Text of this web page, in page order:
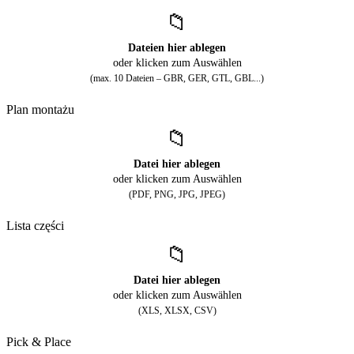
📁
Dateien hier ablegen
oder klicken zum Auswählen
(max. 10 Dateien – GBR, GER, GTL, GBL...)
Plan montażu
📁
Datei hier ablegen
oder klicken zum Auswählen
(PDF, PNG, JPG, JPEG)
Lista części
📁
Datei hier ablegen
oder klicken zum Auswählen
(XLS, XLSX, CSV)
Pick & Place